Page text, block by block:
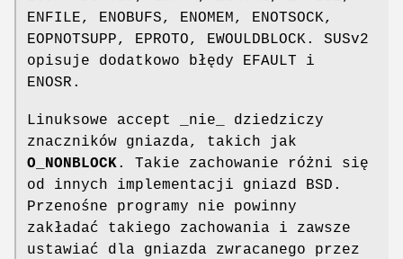
ENFILE, ENOBUFS, ENOMEM, ENOTSOCK,
EOPNOTSUPP, EPROTO, EWOULDBLOCK. SUSv2
opisuje dodatkowo błędy EFAULT i
ENOSR.
Linuksowe accept _nie_ dziedziczy
znaczników gniazda, takich jak
O_NONBLOCK. Takie zachowanie różni się
od innych implementacji gniazd BSD.
Przenośne programy nie powinny
zakładać takiego zachowania i zawsze
ustawiać dla gniazda zwracanego przez